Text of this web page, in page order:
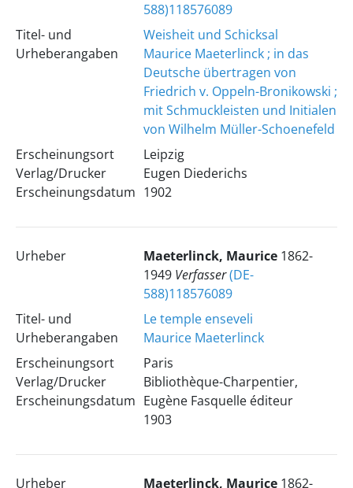
588)118576089
Titel- und
Urheberangaben
Weisheit und Schicksal
Maurice Maeterlinck ; in das
Deutsche übertragen von
Friedrich v. Oppeln-Bronikowski ;
mit Schmuckleisten und Initialen
von Wilhelm Müller-Schoenefeld
Erscheinungsort
Verlag/Drucker
Erscheinungsdatum
Leipzig
Eugen Diederichs
1902
Urheber Maeterlinck, Maurice 1862-
1949 Verfasser(DE-
588)118576089
Titel- und
Urheberangaben
Le temple enseveli
Maurice Maeterlinck
Erscheinungsort
Verlag/Drucker
Erscheinungsdatum
Paris
Bibliothèque-Charpentier,
Eugène Fasquelle éditeur
1903
Urheber Maeterlinck, Maurice 1862-